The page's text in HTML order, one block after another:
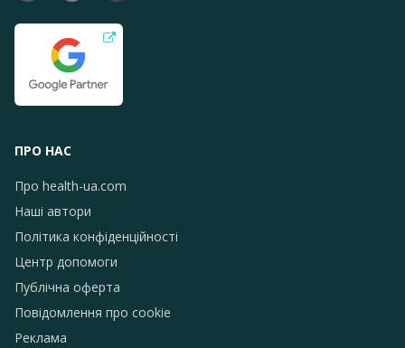
ПРО НАС
Про health-ua.com
Наші автори
Політика конфіденційності
Центр допомоги
Публічна оферта
Повідомлення про сookie
Реклама